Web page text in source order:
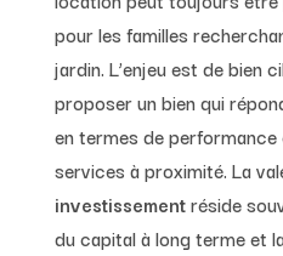
pour les familles
jardin. L’enjeu est de bien
proposer un bien qui
en termes de
services à proximité. La
investissementréside
du capital à long terme et